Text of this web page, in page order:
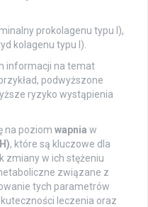
prokolagenu typu I),
kolagenu typu I).
informacji na temat
podwyższone
ryzyko wystąpienia
na poziom wapnia w
, które są kluczowe dla
zmiany w ich stężeniu
związane z
tych parametrów
leczenia oraz